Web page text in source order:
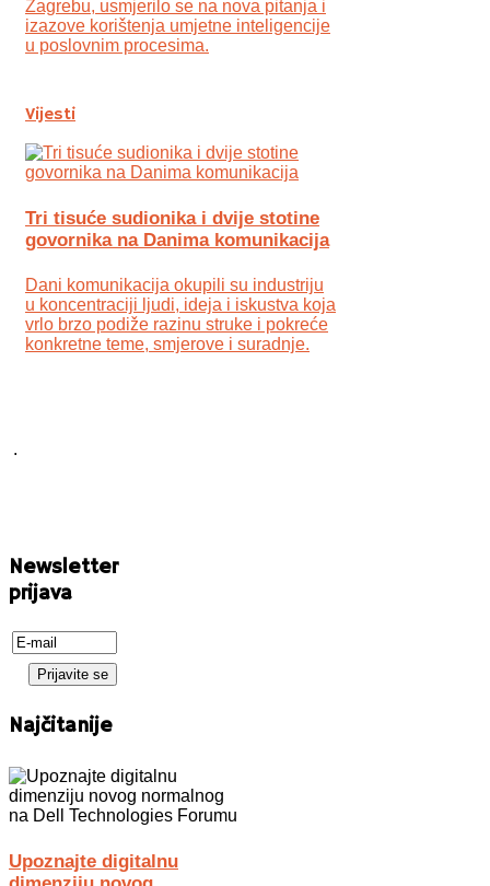
Zagrebu, usmjerilo se na nova pitanja i
izazove korištenja umjetne inteligencije
u poslovnim procesima.
Vijesti
Tri tisuće sudionika i dvije stotine
govornika na Danima komunikacija
Dani komunikacija okupili su industriju
u koncentraciji ljudi, ideja i iskustva koja
vrlo brzo podiže razinu struke i pokreće
konkretne teme, smjerove i suradnje.
.
Newsletter
prijava
Najčitanije
Upoznajte digitalnu